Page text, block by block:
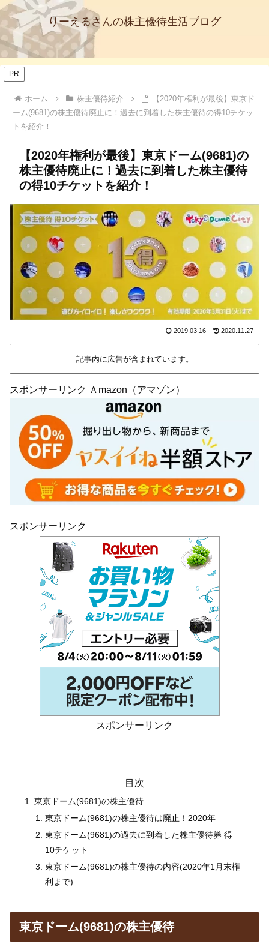
りーえるさんの株主優待生活ブログ
PR
ホーム 株主優待紹介
【2020年権利が最後】東京ド
ーム(9681)の株主優待廃止に！過去に到着した株主優待の得10チケッ
トを紹介！
【2020年権利が最後】東京ドーム(9681)の
株主優待廃止に！過去に到着した株主優待
の得10チケットを紹介！
2019.03.16 2020.11.27
記事内に広告が含まれています。
スポンサーリンク Ａmazon（アマゾン）
スポンサーリンク
スポンサーリンク
目次
東京ドーム(9681)の株主優待
東京ドーム(9681)の株主優待は廃止！2020年
東京ドーム(9681)の過去に到着した株主優待券 得
10チケット
東京ドーム(9681)の株主優待の内容(2020年1月末権
利まで)
東京ドーム(9681)の株主優待